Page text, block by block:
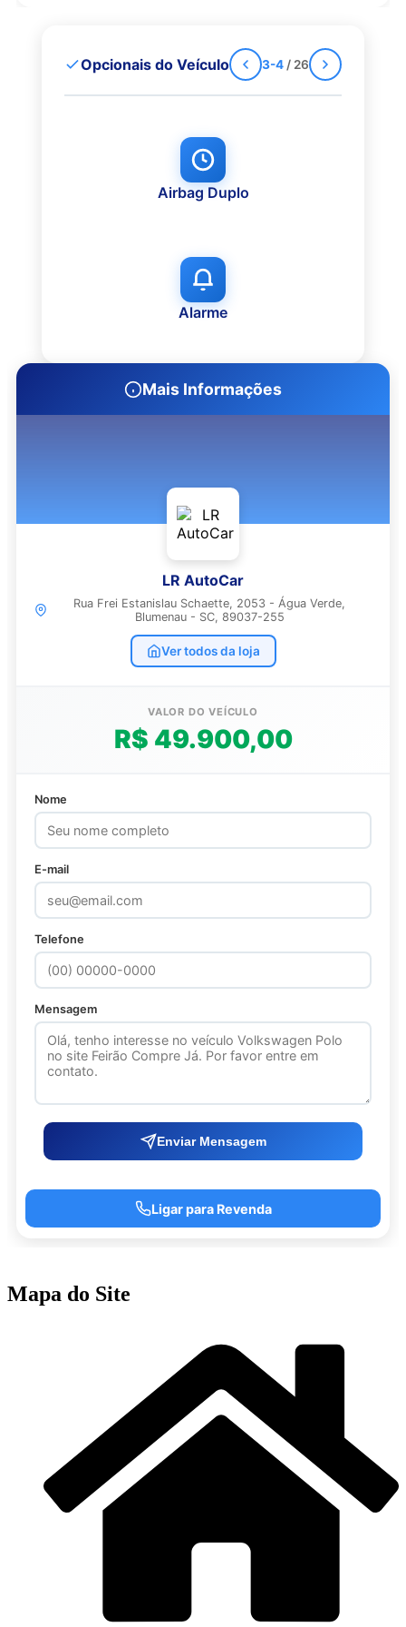
Mais Informações
LR AutoCar
Rua Frei Estanislau Schaette, 2053 - Água Verde,
Blumenau - SC, 89037-255
Ver todos da loja
VALOR DO VEÍCULO
R$ 49.900,00
Nome
E-mail
Telefone
Mensagem
Enviar Mensagem
Ligar para Revenda
Opcionais do Veículo 5-6/ 26
Ar Condicionado
Ar Quente
Mapa do Site